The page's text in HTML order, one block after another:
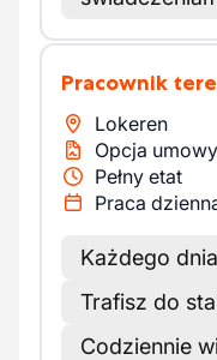
Pracownik
Lokeren
Opcja
Pełny etat
Praca
Każdego
Trafisz do
Codziennie